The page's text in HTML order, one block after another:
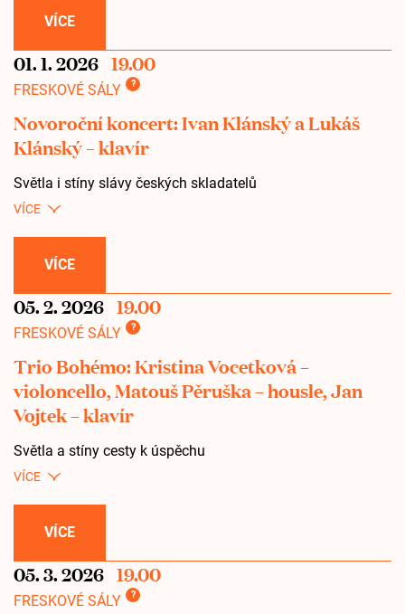
VÍCE
01. 1. 2026 19.00
FRESKOVÉ SÁLY ?
Novoroční koncert: Ivan Klánský a Lukáš
Klánský – klavír
Světla i stíny slávy českých skladatelů
VÍCE
05. 2. 2026 19.00
FRESKOVÉ SÁLY ?
Trio Bohémo: Kristina Vocetková –
violoncello, Matouš Pěruška – housle, Jan
Vojtek – klavír
Světla a stíny cesty k úspěchu
VÍCE
05. 3. 2026 19.00
FRESKOVÉ SÁLY ?